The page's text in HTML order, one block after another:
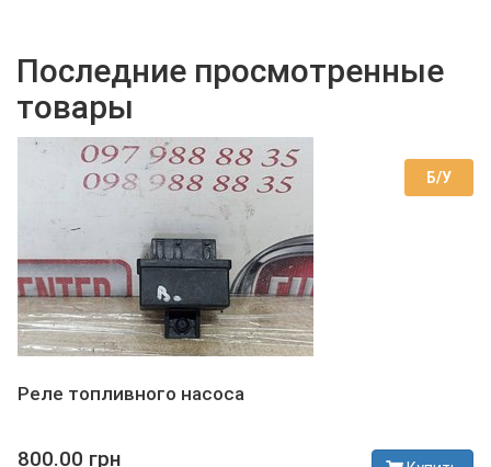
Последние просмотренные
товары
Б/У
Реле топливного насоса
800.00 грн